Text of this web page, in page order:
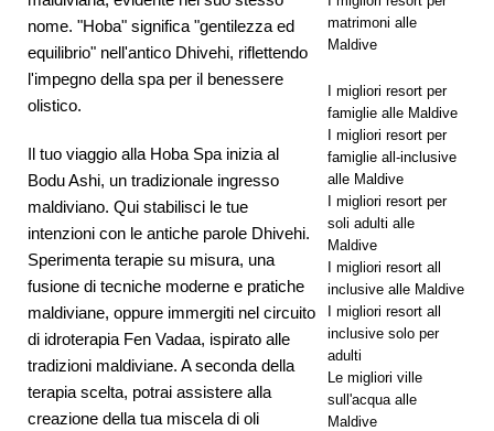
2025 ]
Nova
con 55% di
sconto
OFFERTE
SPECIALI
nome. "Hoba" significa "gentilezza ed
equilibrio" nell'antico Dhivehi, riflettendo
l'impegno della spa per il benessere
olistico.
Il tuo viaggio alla Hoba Spa inizia al
Bodu Ashi, un tradizionale ingresso
maldiviano. Qui stabilisci le tue
intenzioni con le antiche parole Dhivehi.
Sperimenta terapie su misura, una
fusione di tecniche moderne e pratiche
maldiviane, oppure immergiti nel circuito
di idroterapia Fen Vadaa, ispirato alle
tradizioni maldiviane. A seconda della
terapia scelta, potrai assistere alla
creazione della tua miscela di oli
matrimoni alle
Maldive
I migliori resort per
famiglie alle Maldive
I migliori resort per
famiglie all-inclusive
alle Maldive
I migliori resort per
soli adulti alle
Maldive
I migliori resort all
inclusive alle Maldive
I migliori resort all
inclusive solo per
adulti
Le migliori ville
sull'acqua alle
Maldive